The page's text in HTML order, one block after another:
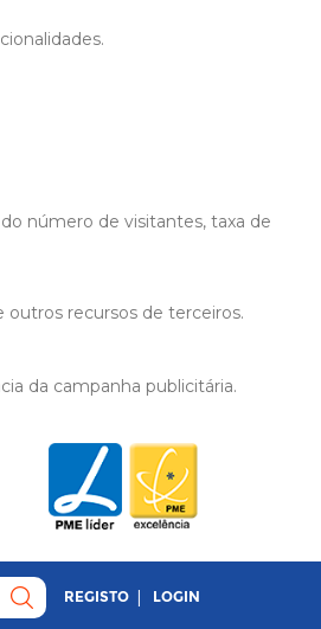
número de visitantes, taxa de
recursos de terceiros.
da campanha publicitária.
REGISTO LOGIN